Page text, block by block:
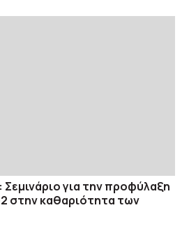
για την προφύλαξη
στην καθαριότητα των